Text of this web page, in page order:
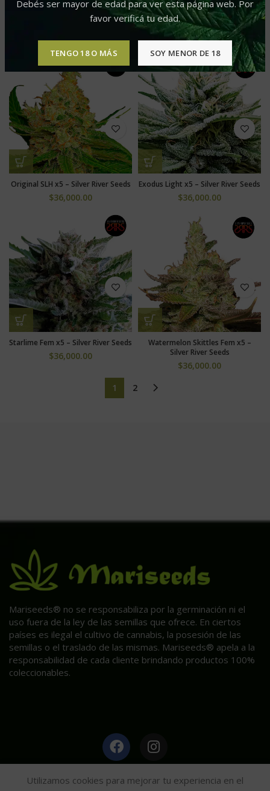
Debés ser mayor de edad para ver esta página web. Por
favor verificá tu edad.
TENGO 18 O MÁS SOY MENOR DE 18
Manda Runtz Fem – Silver River
$36,000.00
Sour 46 Fem – Silver River Seeds x5
36,000.00
Original SLH x5 – Silver River Seeds
$36,000.00
Exodus Light x5 – Silver River Seeds
$36,000.00
Starlime Fem x5 – Silver River Seeds
$36,000.00
Watermelon Skittles Fem x5 –
Silver River Seeds
$36,000.00
1
2
Mariseeds® no se responsabiliza por la germinación ni el
uso fuera de la ley de las semillas que ofrece. En ciertos
países es ilegal el cultivo de cannabis, la posesión de las
semillas o el traslado de las mismas. Mariseeds® apela a la
responsabilidad de cada cliente brindando productos 100%
coleccionables.
Utilizamos cookies para mejorar tu experiencia en el